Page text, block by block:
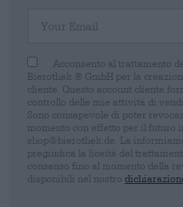
Acconsento al trattamento
Bierothek ® GmbH per la
cliente. Questo account cliente
controllo delle mie attività di
Sono consapevole di poter
momento con effetto per il futuro
shop@bierothek.de. La
pregiudica la liceità del
consenso fino al momento della
disponibili nel nostro